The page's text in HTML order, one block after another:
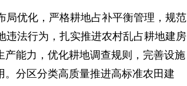
局优化，严格耕地占补平衡管理，规范
违法行为，扎实推进农村乱占耕地建房
能力，优化耕地调查规则，完善设施
分区分类高质量推进高标准农田建